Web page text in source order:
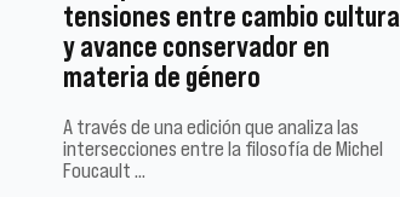
tensiones entre cambio cultural
y avance conservador en
materia de género
A través de una edición que analiza las
intersecciones entre la filosofía de Michel
Foucault …